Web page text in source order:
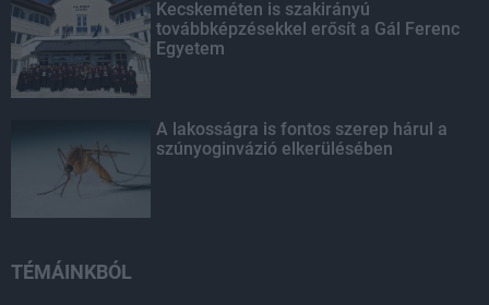
Kecskeméten is szakirányú
továbbképzésekkel erősít a Gál Ferenc
Egyetem
A lakosságra is fontos szerep hárul a
szúnyoginvázió elkerülésében
TÉMÁINKBÓL